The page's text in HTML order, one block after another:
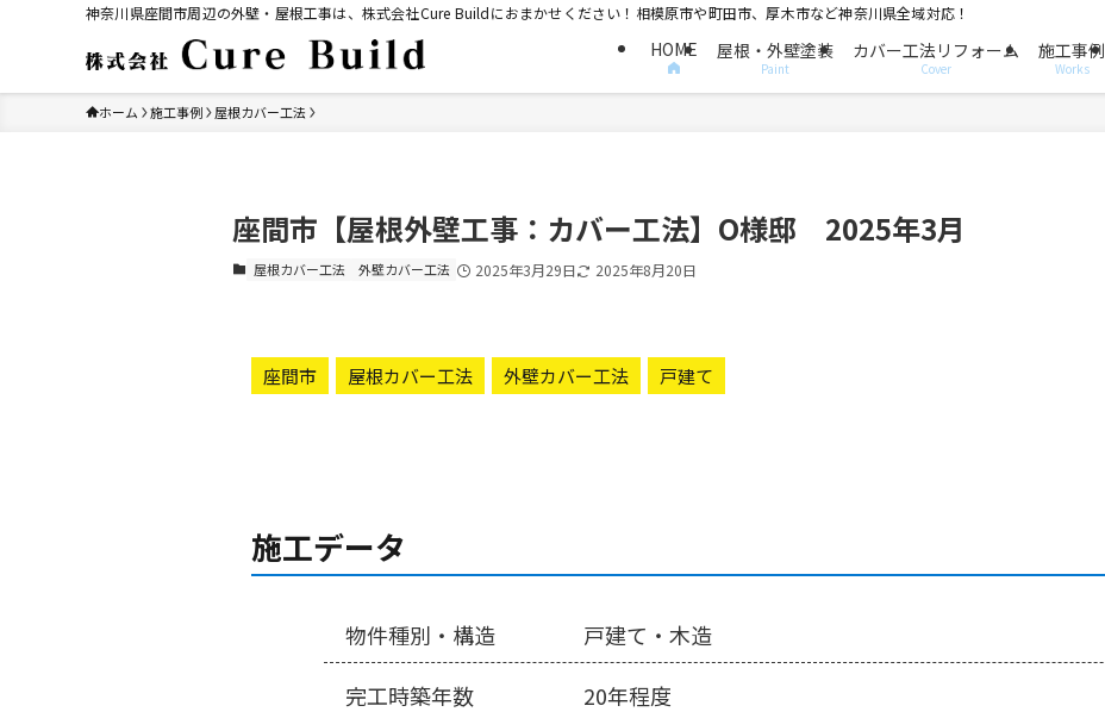
神奈川県座間市周辺の外壁・屋根工事は、株式会社Cure Buildにおまかせください！相模原市や町田市、厚木市など神奈川県全域対応！
HOME 屋根・外壁塗装
Paint
カバー工法リフォーム
Cover
施工事例
Works
ホーム 施工事例 屋根カバー工法
座間市【屋根外壁工事：カバー工法】O様邸 2025年3月
屋根カバー工法 外壁カバー工法 2025年3月29日 2025年8月20日
座間市 屋根カバー工法 外壁カバー工法 戸建て
施工データ
物件種別・構造
戸建て・木造
完工時築年数
20年程度